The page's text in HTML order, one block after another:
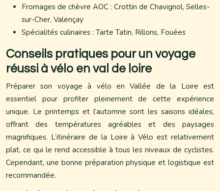
Fromages de chèvre AOC : Crottin de Chavignol, Selles-
sur-Cher, Valençay
Spécialités culinaires : Tarte Tatin, Rillons, Fouées
Conseils pratiques pour un voyage
réussi à vélo en val de loire
Préparer son voyage à vélo en Vallée de la Loire est
essentiel pour profiter pleinement de cette expérience
unique. Le printemps et l’automne sont les saisons idéales,
offrant des températures agréables et des paysages
magnifiques. L’itinéraire de la Loire à Vélo est relativement
plat, ce qui le rend accessible à tous les niveaux de cyclistes.
Cependant, une bonne préparation physique et logistique est
recommandée.